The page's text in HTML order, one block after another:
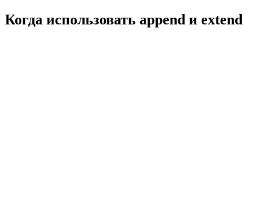
Когда использовать append и extend